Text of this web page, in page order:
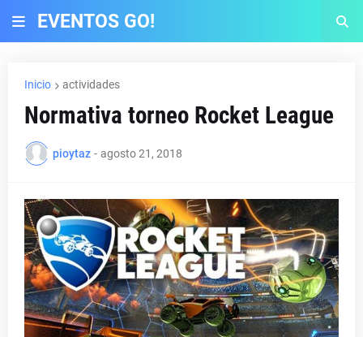
EVENTOS GO!
Inicio actividades
Normativa torneo Rocket League
pioytaz - agosto 21, 2018